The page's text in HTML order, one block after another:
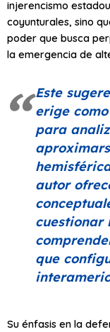
injerencismo
coyunturales, sino
poder que busca
la emergencia de
Este
erige
para
autor
cuestionar
que
Su énfasis en la